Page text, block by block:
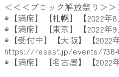
＜＜＜ブロック解放祭り＞＞
◉【満席】【札幌】【2022年8
◉【満席】【東京】【2022年9
◉【受付中】【大阪】【2022
https://resast.jp/events/
◉【満席】【名古屋】【2022年